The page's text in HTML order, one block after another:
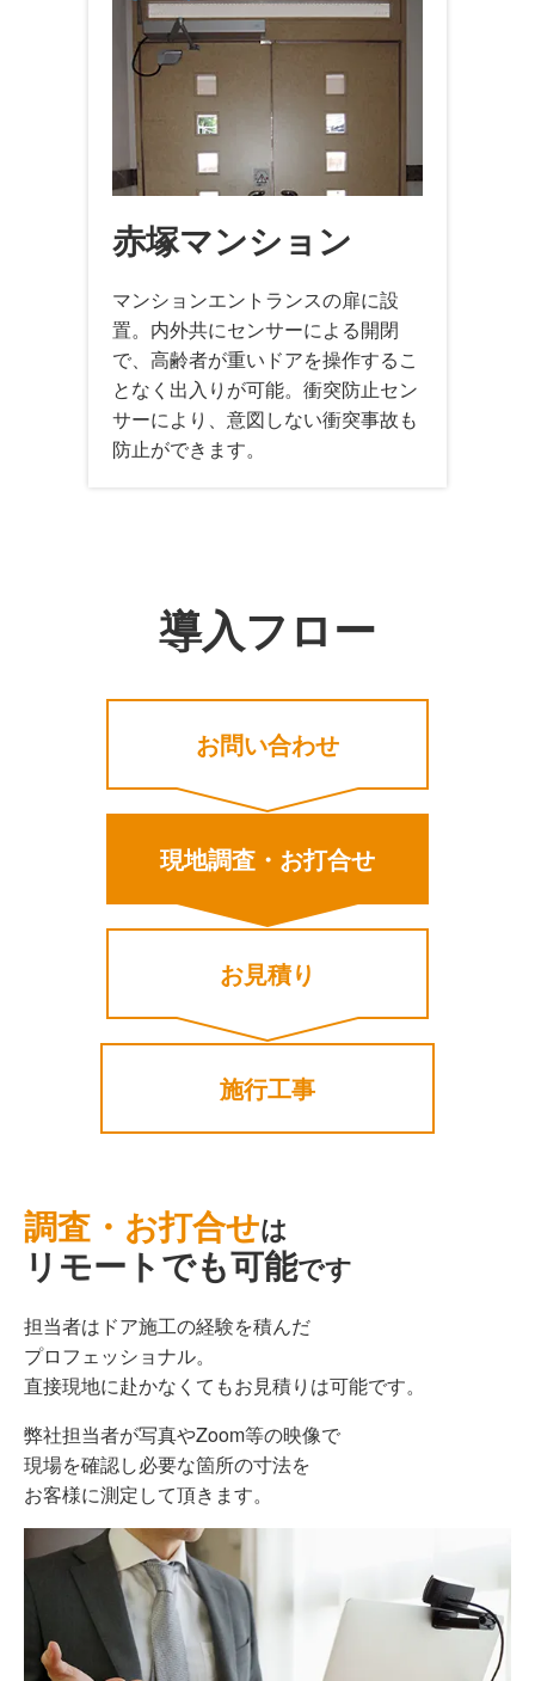
赤塚マンション
マンションエントランスの扉に設
置。内外共にセンサーによる開閉
で、高齢者が重いドアを操作するこ
となく出入りが可能。衝突防止セン
サーにより、意図しない衝突事故も
防止ができます。
導入フロー
お問い合わせ
現地調査・お打合せ
お見積り
施行工事
調査・お打合せは
リモートでも可能です
担当者はドア施工の経験を積んだ
プロフェッショナル。
直接現地に赴かなくてもお見積りは可能です。
弊社担当者が写真やZoom等の映像で
現場を確認し必要な箇所の寸法を
お客様に測定して頂きます。